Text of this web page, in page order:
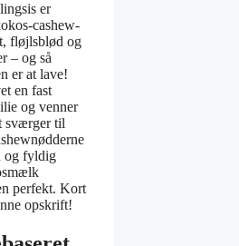
er
cashew-
fløjlsblød og
– og så
er at lave!
en fast
og venner
sværger til
og fyldig
perfekt. Kort
opskrift!